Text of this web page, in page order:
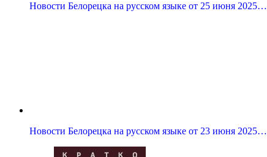
Новости Белорецка на русском языке от 25 июня 2025…
Новости Белорецка на русском языке от 23 июня 2025…